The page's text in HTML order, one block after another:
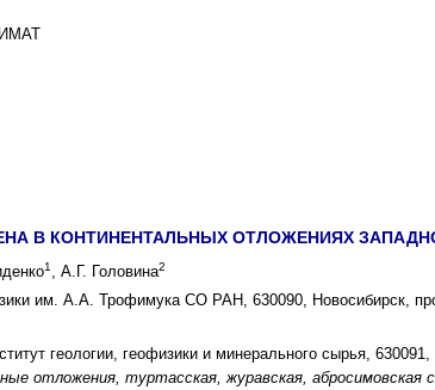
В КОНТИНЕНТАЛЬНЫХ ОТЛОЖЕНИЯХ
1 , А.Г. Головина2
им. А.А. Трофимука СО РАН, 630090, Новосибирск,
геологии, геофизики и минерального сырья,
отложения, туртасская, журавская,